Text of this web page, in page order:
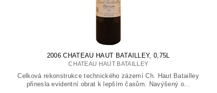
2006 CHATEAU HAUT BATAILLEY, 0,75L
CHATEAU HAUT BATAILLEY
Celková rekonstrukce technického zázemí Ch. Haut Batailley
přinesla evidentní obrat k lepším časům. Navýšený o...